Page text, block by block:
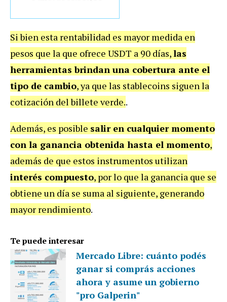
Si bien esta rentabilidad es mayor medida en
pesos que la que ofrece USDT a 90 días,las
herramientas brindan una cobertura ante el
tipo de cambio, ya que las stablecoins siguen la
cotización del billete verde..
Además, es posible salir en cualquier momento
con la ganancia obtenida hasta el momento,
además de que estos instrumentos utilizan
interés compuesto, por lo que la ganancia que se
obtiene un día se suma al siguiente, generando
mayor rendimiento.
Te puede interesar
Mercado Libre: cuánto podés
ganar si comprás acciones
ahora y asume un gobierno
"pro Galperin"